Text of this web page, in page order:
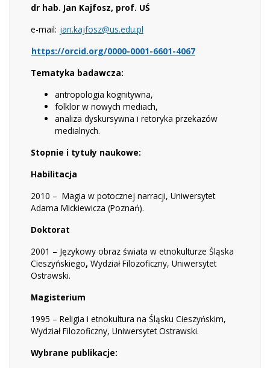
dr hab. Jan Kajfosz, prof. UŚ
e-mail: jan.kajfosz@us.edu.pl
https://orcid.org/0000-0001-6601-4067
Tematyka badawcza:
antropologia kognitywna,
folklor w nowych mediach,
analiza dyskursywna i retoryka przekazów
medialnych.
Stopnie i tytuły naukowe:
Habilitacja
2010 – Magia w potocznej narracji, Uniwersytet
Adama Mickiewicza (Poznań).
Doktorat
2001 – Językowy obraz świata w etnokulturze Śląska
Cieszyńskiego, Wydział Filozoficzny, Uniwersytet
Ostrawski.
Magisterium
1995 – Religia i etnokultura na Śląsku Cieszyńskim,
Wydział Filozoficzny, Uniwersytet Ostrawski.
Wybrane publikacje: